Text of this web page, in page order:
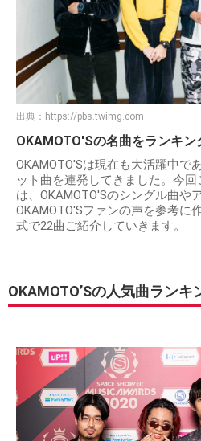
出典： https://pbs.twimg.com
OKAMOTO'Sの名曲をランキン
OKAMOTO'Sは現在も大活躍中で
ット曲を連発してきました。今
は、OKAMOTO'Sのシングル曲や
OKAMOTO'Sファンの声を参考に
式で22曲ご紹介していきます。
OKAMOTO’Sの人気曲ランキ